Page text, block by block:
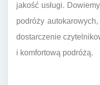
jakość usługi.
podróży
dostarczenie
i komfortową podróżą.